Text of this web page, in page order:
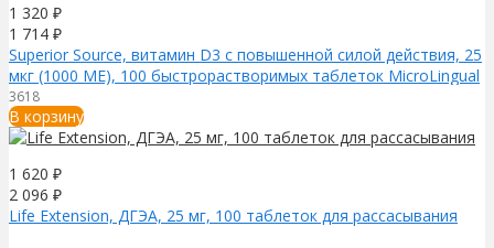
1 320 ₽
1 714 ₽
Superior Source, витамин D3 с повышенной силой действия, 25
мкг (1000 МЕ), 100 быстрорастворимых таблеток MicroLingual
3618
В корзину
1 620 ₽
2 096 ₽
Life Extension, ДГЭА, 25 мг, 100 таблеток для рассасывания